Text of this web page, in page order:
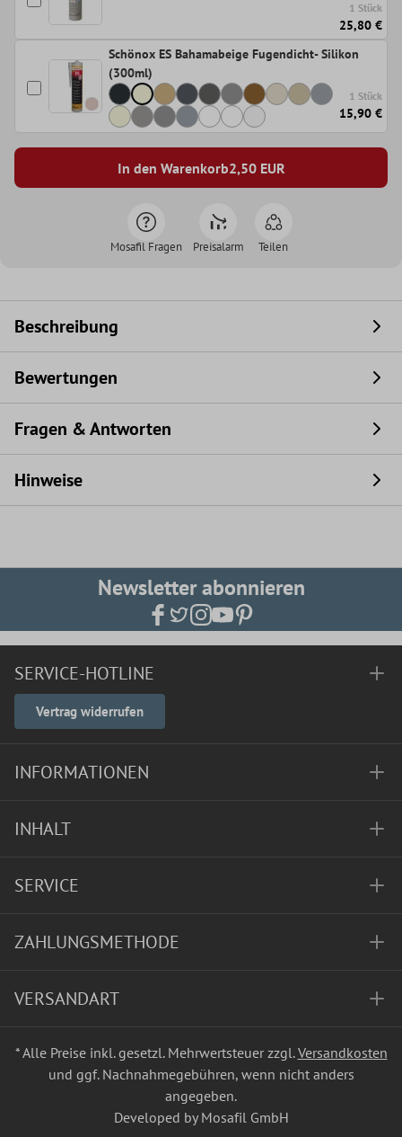
1 Stück
25,80 €
Schönox ES Bahamabeige Fugendicht- Silikon
(300ml)
1 Stück
15,90 €
In den Warenkorb2,50EUR
Mosafil Fragen Preisalarm Teilen
Beschreibung
Bewertungen
Fragen & Antworten
Hinweise
Newsletter abonnieren
SERVICE-HOTLINE
Vertrag widerrufen
INFORMATIONEN
INHALT
SERVICE
ZAHLUNGSMETHODE
VERSANDART
* Alle Preise inkl. gesetzl. Mehrwertsteuer zzgl.Versandkosten
und ggf. Nachnahmegebühren, wenn nicht anders
angegeben.
Developed by Mosafil GmbH